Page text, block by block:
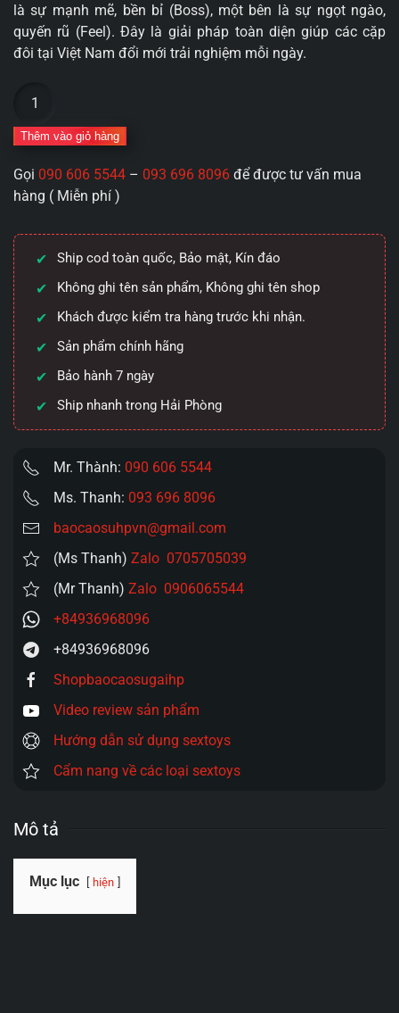
là sự mạnh mẽ, bền bỉ (Boss), một bên là sự ngọt ngào,
quyến rũ (Feel). Đây là giải pháp toàn diện giúp các cặp
đôi tại Việt Nam đổi mới trải nghiệm mỗi ngày.
Bao
cao
Lực
&
Xúc":
Boss
4in1
và
Feel
4in1
Hương
Dâu
số
lượng
Thêm vào giỏ hàng
Gọi 090 606 5544 – 093 696 8096 để được tư vấn mua
hàng ( Miễn phí )
Ship cod toàn quốc, Bảo mật, Kín đáo
Không ghi tên sản phẩm, Không ghi tên shop
Khách được kiểm tra hàng trước khi nhận.
Sản phẩm chính hãng
Bảo hành 7 ngày
Ship nhanh trong Hải Phòng
Mr. Thành: 090 606 5544
Ms. Thanh: 093 696 8096
baocaosuhpvn@gmail.com
(Ms Thanh) Zalo 0705705039
(Mr Thanh) Zalo 0906065544
+84936968096
+84936968096
Shopbaocaosugaihp
Video review sản phẩm
Hướng dẫn sử dụng sextoys
Cẩm nang về các loại sextoys
Mô tả
Mục lục hiện